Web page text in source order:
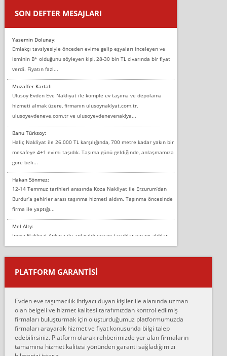
SON DEFTER MESAJLARI
Yasemin Dolunay:
Emlakçı tavsiyesiyle önceden evime gelip eşyaları inceleyen ve
isminin B* olduğunu söyleyen kişi, 28-30 bin TL civarında bir fiyat
verdi. Fiyatın fazl...
Muzaffer Kartal:
Ulusoy Evden Eve Nakliyat ile komple ev taşıma ve depolama
hizmeti almak üzere, firmanın ulusoynaklyat.com.tr,
ulusoyevdeneve.com.tr ve ulusoyevdenevenaklya...
Banu Türksoy:
Haliç Nakliyat ile 26.000 TL karşılığında, 700 metre kadar yakın bir
mesafeye 4+1 evimi taşıdık. Taşıma günü geldiğinde, anlaşmamıza
göre beli...
Hakan Sönmez:
12-14 Temmuz tarihleri arasında Koza Nakliyat ile Erzurum’dan
Burdur’a şehirler arası taşınma hizmeti aldım. Taşınma öncesinde
firma ile yaptığı...
Mel Alty:
İnova Nakliyat Ankara ile anlaşıldı eşyayı taşıdılar parayı aldılar.
Salon duvarına bir baktım birisi boydan alüminyum renkli bantı
yapıştırm...
Murat:
çalıştıklarını, müş...
Ahmet:
Lüleburgaz güngünes evden eve naklyat eşyalarımı taşımak için
anlaştık sabah eve geldiklerinde de eşyalarımı düzgün şekilde
sarcaz demelerine r...
PLATFORM GARANTİSİ
Evden eve taşımacılık ihtiyacı duyan kişiler ile alanında uzman
olan belgeli ve hizmet kalitesi tarafımızdan kontrol edilmiş
firmaları buluşturmak için oluşturduğumuz platformumuzda
firmaları arayarak hizmet ve fiyat konusunda bilgi talep
edebilirsiniz. Platform olarak rehberimizde yer alan firmaların
tamamına hizmet kalitesi yönünden garanti sağladığımızı